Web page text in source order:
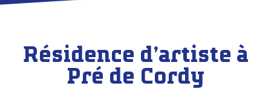
Résidence d’artiste à
Pré de Cordy